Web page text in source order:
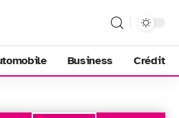
Business Crédit